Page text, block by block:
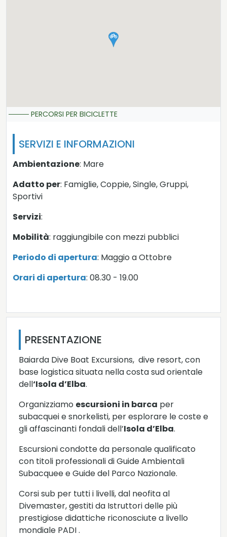
PERCORSI PER BICICLETTE
SERVIZI E INFORMAZIONI
Ambientazione: Mare
Adatto per: Famiglie, Coppie, Single, Gruppi,
Sportivi
Servizi:
Mobilità: raggiungibile con mezzi pubblici
Periodo di apertura: Maggio a Ottobre
Orari di apertura: 08.30 - 19.00
PRESENTAZIONE
Baiarda Dive Boat Excursions, dive resort, con
base logistica situata nella costa sud orientale
dell‘Isola d’Elba.
Organizziamo escursioni in barca per
subacquei e snorkelisti, per esplorare le coste e
gli affascinanti fondali dell’Isola d’Elba.
Escursioni condotte da personale qualificato
con titoli professionali di Guide Ambientali
Subacquee e Guide del Parco Nazionale.
Corsi sub per tutti i livelli, dal neofita al
Divemaster, gestiti da Istruttori delle più
prestigiose didattiche riconosciute a livello
mondiale PADI .